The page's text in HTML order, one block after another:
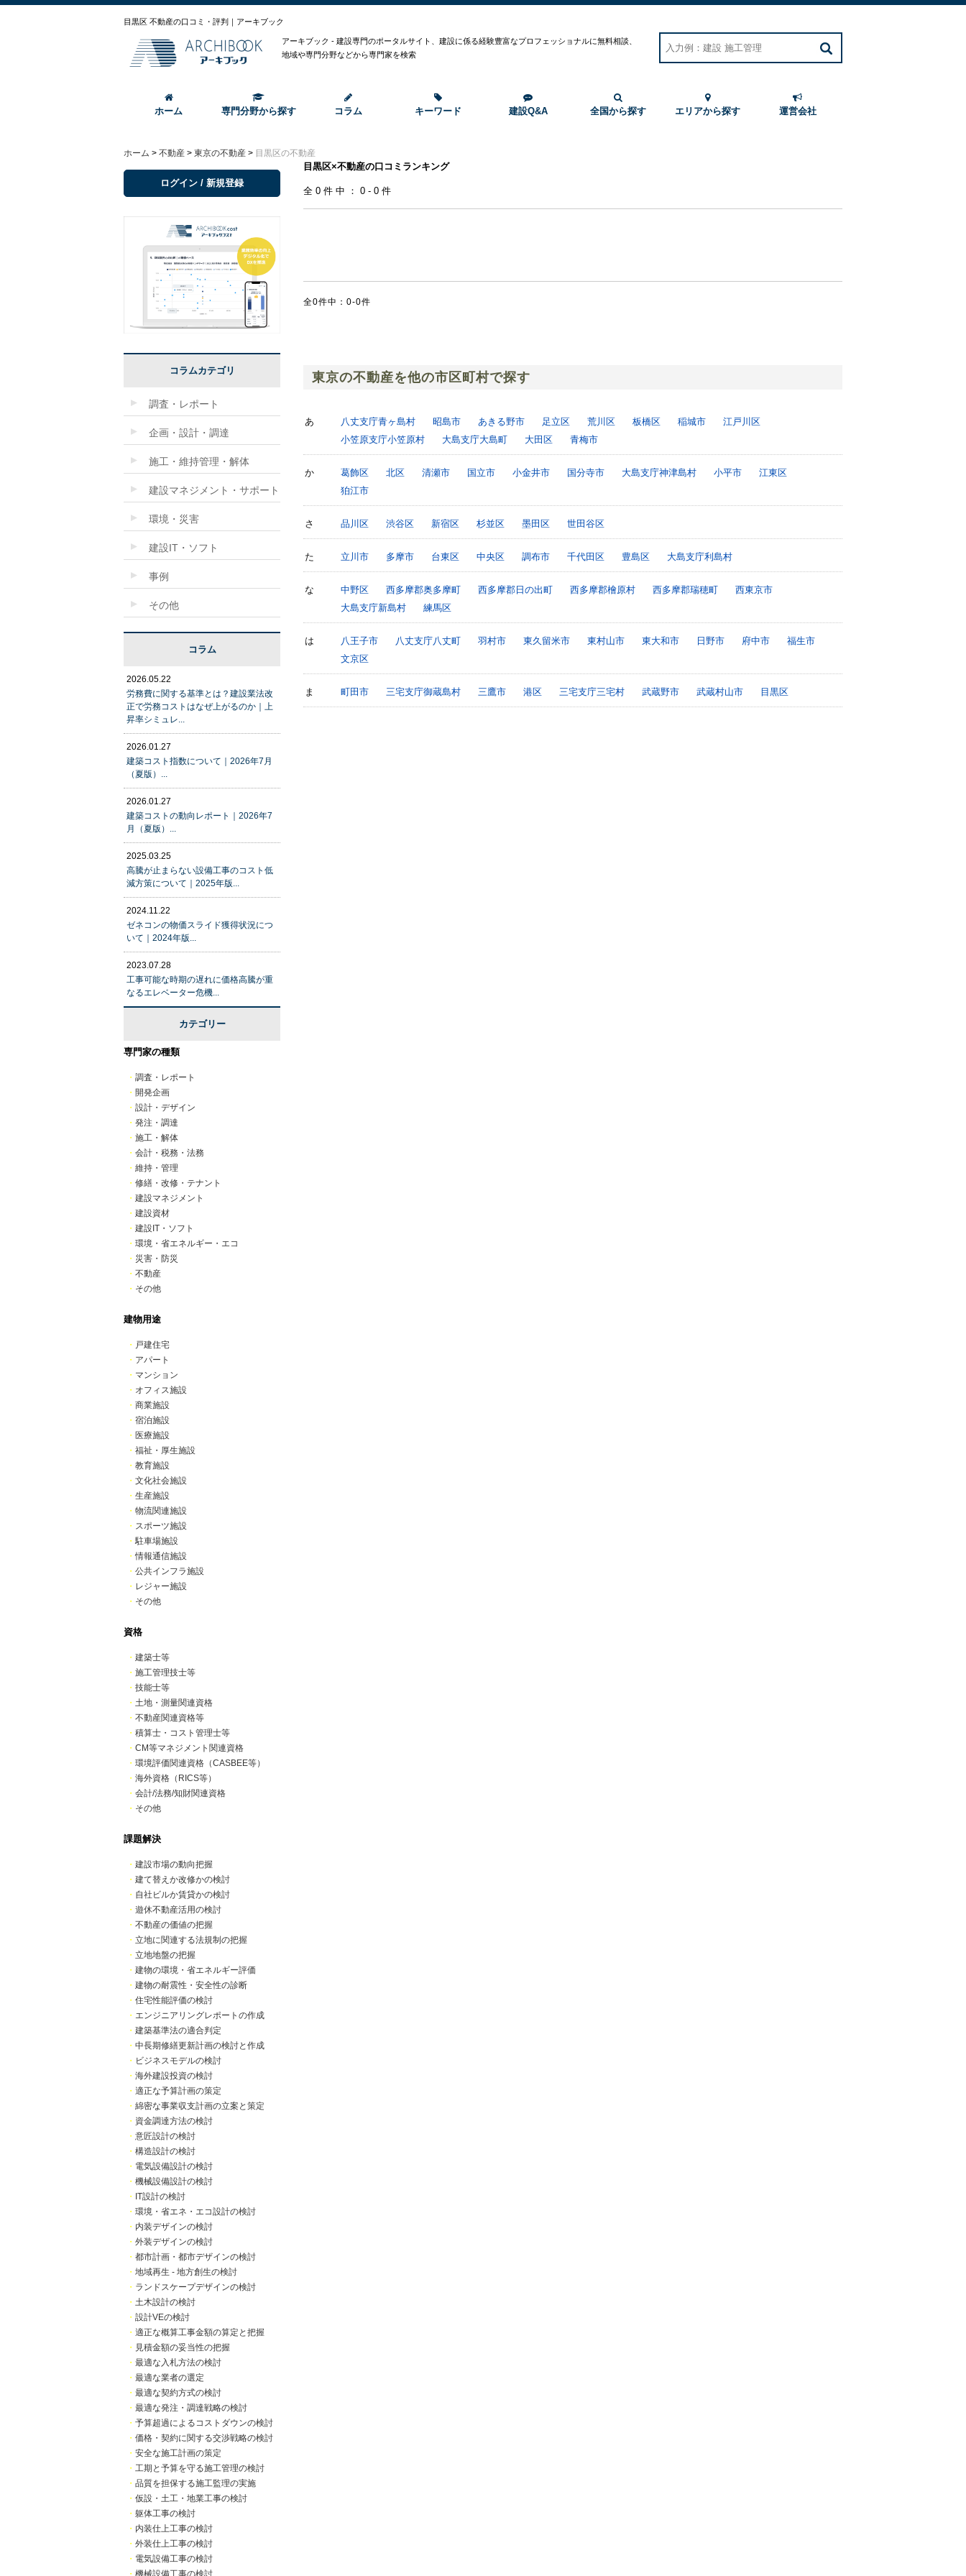
目黒区 不動産の口コミ・評判｜アーキブック
アーキブック - 建設専門のポータルサイト、建設に係る経験豊富なプロフェッショナルに無料相談、
地域や専門分野などから専門家を検索
ホーム 専門分野から探す コラム キーワード 建設Q&A 全国から探す エリアから探す 運営会社
ホーム > 不動産 > 東京の不動産 > 目黒区の不動産
目黒区×不動産の口コミランキング
全0件中：0-0件
全0件中：0-0件
東京の不動産を他の市区町村で探す
あ 八丈支庁青ヶ島村 昭島市 あきる野市 足立区 荒川区 板橋区 稲城市
江戸川区
小笠原支庁小笠原村
大島支庁大島町 大田区 青梅市
か 葛飾区 北区 清瀬市 国立市 小金井市 国分寺市 大島支庁神津島村 小平市
江東区
狛江市
さ 品川区 渋谷区 新宿区 杉並区 墨田区 世田谷区
た 立川市 多摩市 台東区 中央区 調布市 千代田区 豊島区 大島支庁利島村
な 中野区 西多摩郡奥多摩町 西多摩郡日の出町 西多摩郡檜原村 西多摩郡瑞穂町
西東京市
大島支庁新島村
練馬区
は 八王子市 八丈支庁八丈町 羽村市 東久留米市 東村山市 東大和市 日野市 府中市
福生市
文京区
ま 町田市 三宅支庁御蔵島村 三鷹市 港区 三宅支庁三宅村 武蔵野市 武蔵村山市 目黒区
ログイン / 新規登録
コラムカテゴリ
調査・レポート
企画・設計・調達
施工・維持管理・解体
建設マネジメント・サポート
環境・災害
建設IT・ソフト
事例
その他
コラム
2026.05.22
労務費に関する基準とは？建設業法改
正で労務コストはなぜ上がるのか｜上
昇率シミュレ...
2026.01.27
建築コスト指数について｜2026年7月
（夏版）...
2026.01.27
建築コストの動向レポート｜2026年7
月（夏版）...
2025.03.25
高騰が止まらない設備工事のコスト低
減方策について｜2025年版...
2024.11.22
ゼネコンの物価スライド獲得状況につ
いて｜2024年版...
2023.07.28
工事可能な時期の遅れに価格高騰が重
なるエレベーター危機...
カテゴリー
専門家の種類
・ 調査・レポート
・ 開発企画
・ 設計・デザイン
・ 発注・調達
・ 施工・解体
・ 会計・税務・法務
・ 維持・管理
・ 修繕・改修・テナント
・ 建設マネジメント
・ 建設資材
・ 建設IT・ソフト
・ 環境・省エネルギー・エコ
・ 災害・防災
・ 不動産
・ その他
建物用途
・ 戸建住宅
・ アパート
・ マンション
・ オフィス施設
・ 商業施設
・ 宿泊施設
・ 医療施設
・ 福祉・厚生施設
・ 教育施設
・ 文化社会施設
・ 生産施設
・ 物流関連施設
・ スポーツ施設
・駐車場施設
・情報通信施設
・ 公共インフラ施設
・ レジャー施設
・ その他
資格
・ 建築士等
・ 施工管理技士等
・ 技能士等
・ 土地・測量関連資格
・ 不動産関連資格等
・ 積算士・コスト管理士等
・ CM等マネジメント関連資格
・ 環境評価関連資格（CASBEE等）
・ 海外資格（RICS等）
・ 会計/法務/知財関連資格
・ その他
課題解決
・ 建設市場の動向把握
・ 建て替えか改修かの検討
・ 自社ビルか賃貸かの検討
・ 遊休不動産活用の検討
・ 不動産の価値の把握
・ 立地に関連する法規制の把握
・ 立地地盤の把握
・ 建物の環境・省エネルギー評価
・ 建物の耐震性・安全性の診断
・ 住宅性能評価の検討
・ エンジニアリングレポートの作成
・ 建築基準法の適合判定
・ 中長期修繕更新計画の検討と作成
・ ビジネスモデルの検討
・ 海外建設投資の検討
・ 適正な予算計画の策定
・ 綿密な事業収支計画の立案と策定
・ 資金調達方法の検討
・ 意匠設計の検討
・ 構造設計の検討
・ 電気設備設計の検討
・ 機械設備設計の検討
・ IT設計の検討
・ 環境・省エネ・エコ設計の検討
・ 内装デザインの検討
・ 外装デザインの検討
・ 都市計画・都市デザインの検討
・ 地域再生 - 地方創生の検討
・ ランドスケープデザインの検討
・ 土木設計の検討
・ 設計VEの検討
・ 適正な概算工事金額の算定と把握
・ 見積金額の妥当性の把握
・ 最適な入札方法の検討
・ 最適な業者の選定
・ 最適な契約方式の検討
・ 最適な発注・調達戦略の検討
・ 予算超過によるコストダウンの検討
・ 価格・契約に関する交渉戦略の検討
・ 安全な施工計画の策定
・ 工期と予算を守る施工管理の検討
・ 品質を担保する施工監理の実施
・ 仮設・土工・地業工事の検討
・ 躯体工事の検討
・ 内装仕上工事の検討
・ 外装仕上工事の検討
・ 電気設備工事の検討
・ 機械設備工事の検討